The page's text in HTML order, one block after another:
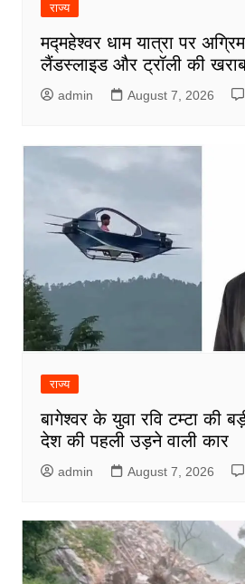
राज्य
मद्महेश्वर धाम यात्रा पर
लैंडस्लाइड और ट्रॉली की
admin August 7, 2026
राज्य
बागेश्वर के युवा रवि टम्टा की
देश की पहली उड़ने वाली कार
admin August 7, 2026